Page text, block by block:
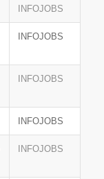
INFOJOBS
INFOJOBS
INFOJOBS
INFOJOBS
INFOJOBS